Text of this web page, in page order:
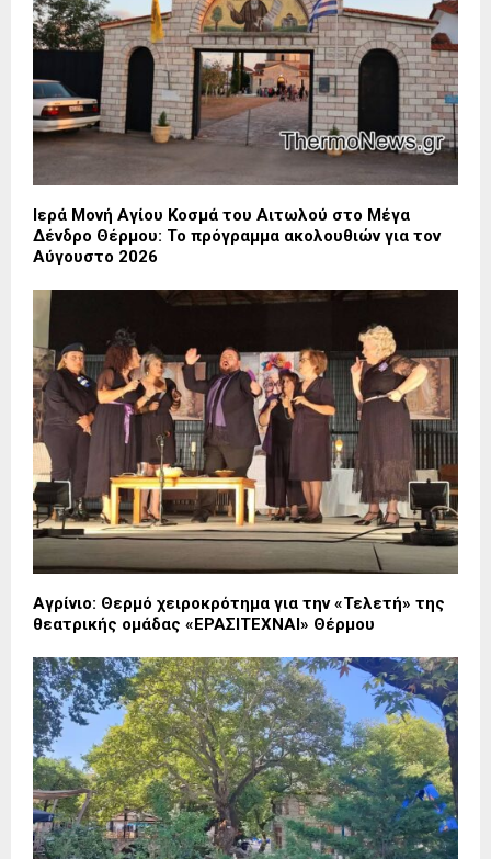
Ιερά Μονή Αγίου Κοσμά του Αιτωλού στο Μέγα
Δένδρο Θέρμου: Το πρόγραμμα ακολουθιών για τον
Αύγουστο 2026
Αγρίνιο: Θερμό χειροκρότημα για την «Τελετή» της
θεατρικής ομάδας «ΕΡΑΣΙΤΕΧΝΑΙ» Θέρμου